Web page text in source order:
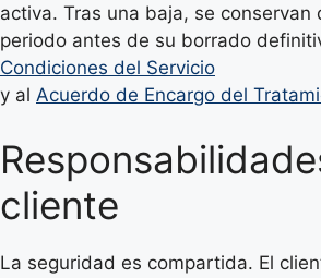
activa. Tras una baja, se conservan
periodo antes de su borrado
Condiciones del Servicio
y al Acuerdo de Encargo del
cliente
La seguridad es compartida. El